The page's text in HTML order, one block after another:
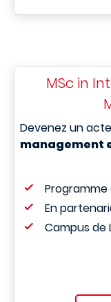
MSc in
Devenez un
management
Programme
En
Campus de